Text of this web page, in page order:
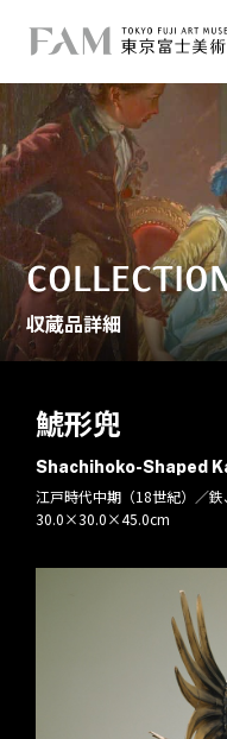
収蔵品詳細
鯱形兜
Shachihoko-Shaped
江戸時代中期（18世紀）／
30.0×30.0×45.0cm